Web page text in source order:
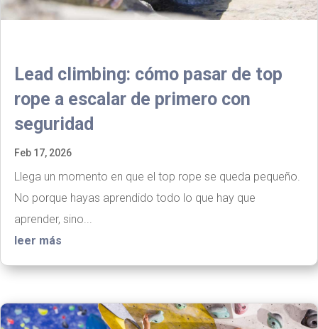
Lead climbing: cómo pasar de top
rope a escalar de primero con
seguridad
Feb 17, 2026
Llega un momento en que el top rope se queda pequeño.
No porque hayas aprendido todo lo que hay que
aprender, sino...
leer más